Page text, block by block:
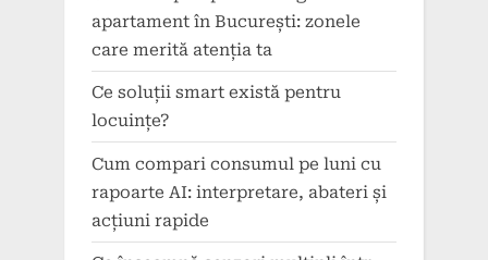
apartament în București: zonele
care merită atenția ta
Ce soluții smart există pentru
locuințe?
Cum compari consumul pe luni cu
rapoarte AI: interpretare, abateri și
acțiuni rapide